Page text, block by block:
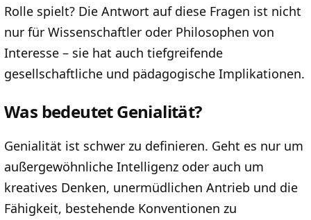
Rolle spielt? Die Antwort auf diese Fragen ist nicht
nur für Wissenschaftler oder Philosophen von
Interesse – sie hat auch tiefgreifende
gesellschaftliche und pädagogische Implikationen.
Was bedeutet Genialität?
Genialität ist schwer zu definieren. Geht es nur um
außergewöhnliche Intelligenz oder auch um
kreatives Denken, unermüdlichen Antrieb und die
Fähigkeit, bestehende Konventionen zu